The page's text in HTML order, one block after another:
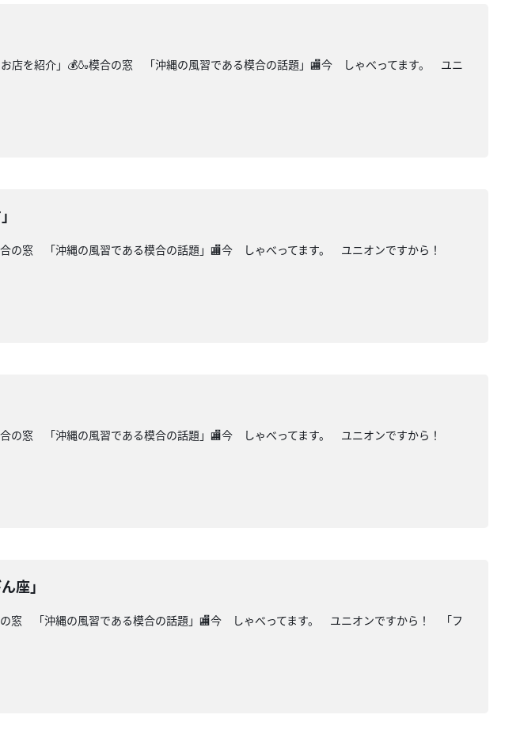
店を紹介」💰🍶模合の窓 「沖縄の風習である模合の話題」🏬今 しゃべってます。 ユニ
の窓 「沖縄の風習である模合の話題」🏬今 しゃべってます。 ユニオンですから！
の窓 「沖縄の風習である模合の話題」🏬今 しゃべってます。 ユニオンですから！
座」
窓 「沖縄の風習である模合の話題」🏬今 しゃべってます。 ユニオンですから！ 「フ